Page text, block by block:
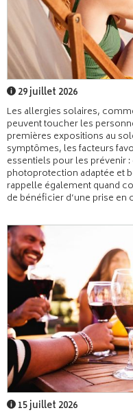
29 juillet 2026
Les allergies solaires,
peuvent toucher les
premières expositions au
symptômes, les facteurs
essentiels pour les prévenir
photoprotection adaptée et
rappelle également quand
de bénéficier d’une prise en
15 juillet 2026